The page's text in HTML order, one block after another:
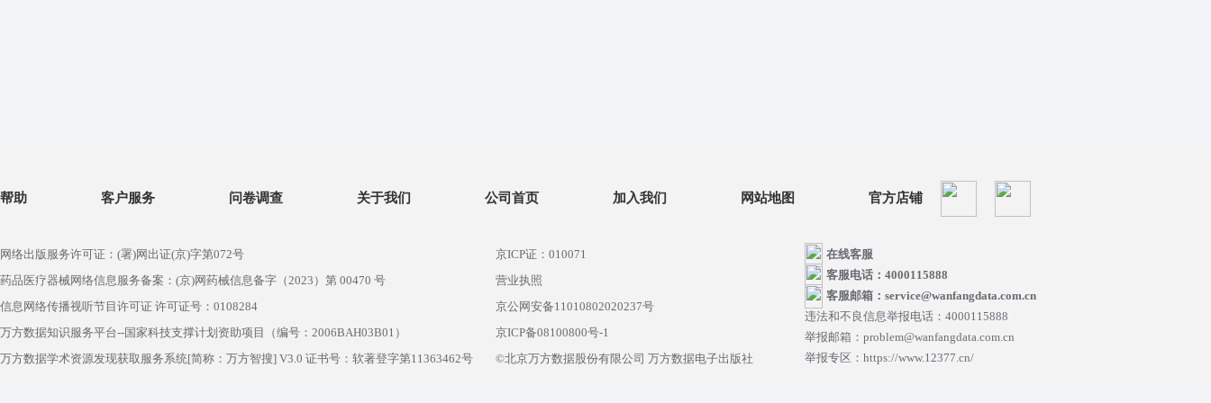
帮助 客户服务 问卷调查 关于我们 公司首页 加入我们 网站地图 官方店铺
网络出版服务许可证：(署)网出证(京)字第072号
药品医疗器械网络信息服务备案：(京)网药械信息备字（2023）第 00470 号
信息网络传播视听节目许可证 许可证号：0108284
万方数据知识服务平台--国家科技支撑计划资助项目（编号：2006BAH03B01）
万方数据学术资源发现获取服务系统[简称：万方智搜] V3.0 证书号：软著登字第11363462号
京ICP证：010071
营业执照
京公网安备11010802020237号
京ICP备08100800号-1
©北京万方数据股份有限公司 万方数据电子出版社
在线客服
客服电话：4000115888
客服邮箱：service@wanfangdata.com.cn
违法和不良信息举报电话：4000115888
举报邮箱：problem@wanfangdata.com.cn
举报专区：https://www.12377.cn/